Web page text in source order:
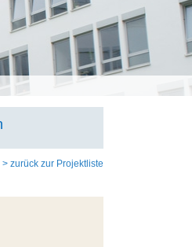
> zurück zur Projektliste